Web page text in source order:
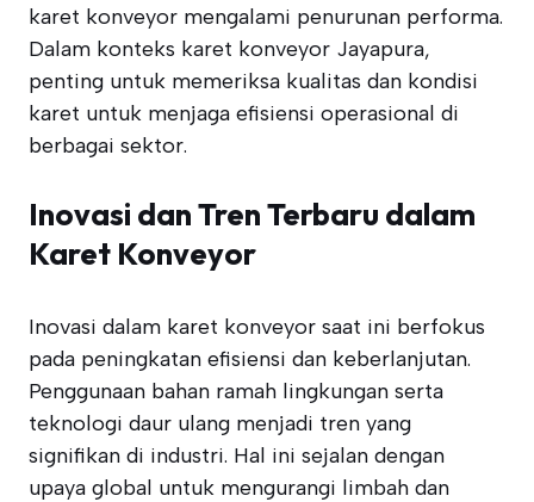
karet konveyor mengalami penurunan performa.
Dalam konteks karet konveyor Jayapura,
penting untuk memeriksa kualitas dan kondisi
karet untuk menjaga efisiensi operasional di
berbagai sektor.
Inovasi dan Tren Terbaru dalam
Karet Konveyor
Inovasi dalam karet konveyor saat ini berfokus
pada peningkatan efisiensi dan keberlanjutan.
Penggunaan bahan ramah lingkungan serta
teknologi daur ulang menjadi tren yang
signifikan di industri. Hal ini sejalan dengan
upaya global untuk mengurangi limbah dan